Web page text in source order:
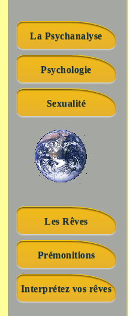
La Psychanalyse
Psychologie
Sexualité
Les Rêves
Prémonitions
Interprétez vos rêves